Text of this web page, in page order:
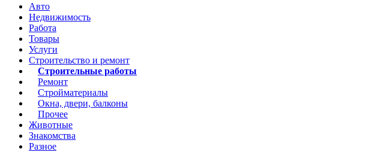
Авто
Недвижимость
Работа
Товары
Услуги
Строительство и ремонт
Строительные работы
Ремонт
Стройматериалы
Окна, двери, балконы
Прочее
Животные
Знакомства
Разное